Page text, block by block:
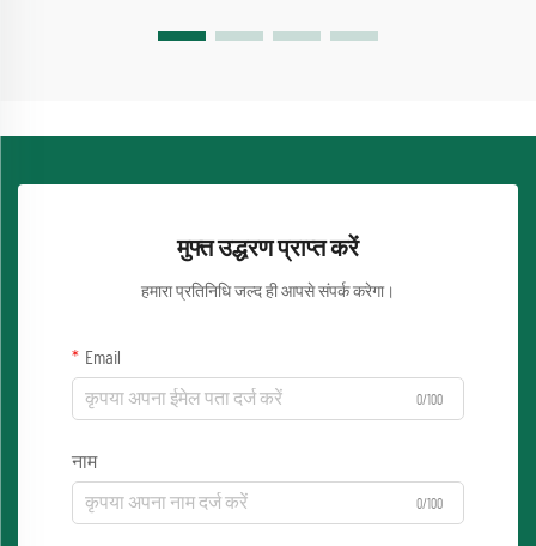
मुफ्त उद्धरण प्राप्त करें
हमारा प्रतिनिधि जल्द ही आपसे संपर्क करेगा।
Email
0/100
नाम
0/100